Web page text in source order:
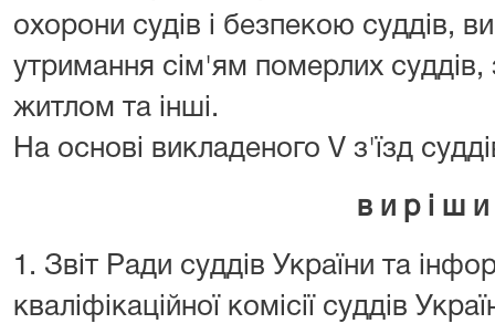
охорони судів і безпекою суддів,
утримання сім'ям померлих суддів,
житлом та інші.
На основі викладеного V з'їзд
в и р і ш и
1. Звіт Ради суддів України та
кваліфікаційної комісії суддів